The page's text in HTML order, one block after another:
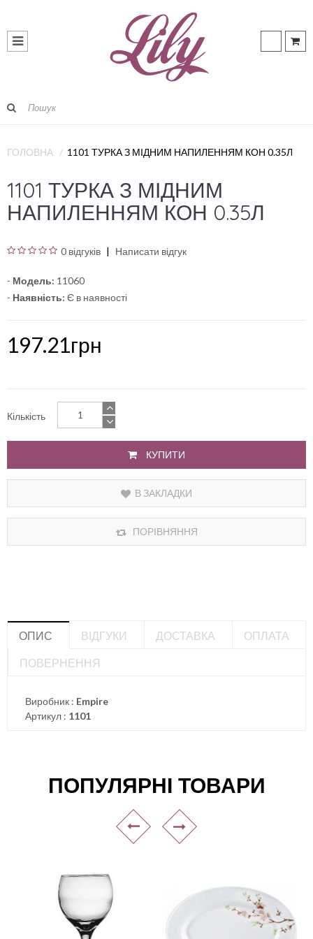
ГОЛОВНА 1101 ТУРКА З МІДНИМ НАПИЛЕННЯМ КОН 0.35Л
1101 ТУРКА З МІДНИМ
НАПИЛЕННЯМ КОН 0.35Л
0 відгуків Написати відгук
- Модель: 11060
- Наявність: Є в наявності
197.21грн
Кількість
КУПИТИ
В ЗАКЛАДКИ
ПОРІВНЯННЯ
ОПИС ВІДГУКИ ДОСТАВКА
ОПЛАТА
ПОВЕРНЕННЯ
Виробник : Empire
Артикул : 1101
ПОПУЛЯРНІ ТОВАРИ